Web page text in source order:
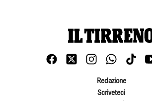
Redazione
Scriveteci